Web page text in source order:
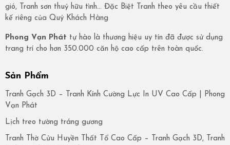
gió, Tranh sơn thuỷ hữu tình… Đặc Biệt Tranh theo yêu cầu thiết
kế riêng của Quý Khách Hàng
Phong Vạn Phát tự hào là thương hiệu uy tín đã được sử dụng
trang trí cho hơn 350.000 căn hộ cao cấp trên toàn quốc.
Sản Phẩm
Tranh Gạch 3D – Tranh Kính Cường Lực In UV Cao Cấp | Phong
Vạn Phát
Lịch treo tường tráng gương
Tranh Thờ Cửu Huyền Thất Tổ Cao Cấp – Tranh Gạch 3D, Tranh